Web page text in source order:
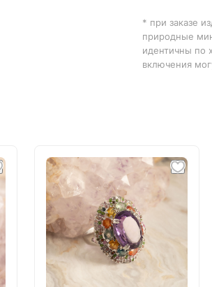
* при заказе
природные
идентичны по
включения